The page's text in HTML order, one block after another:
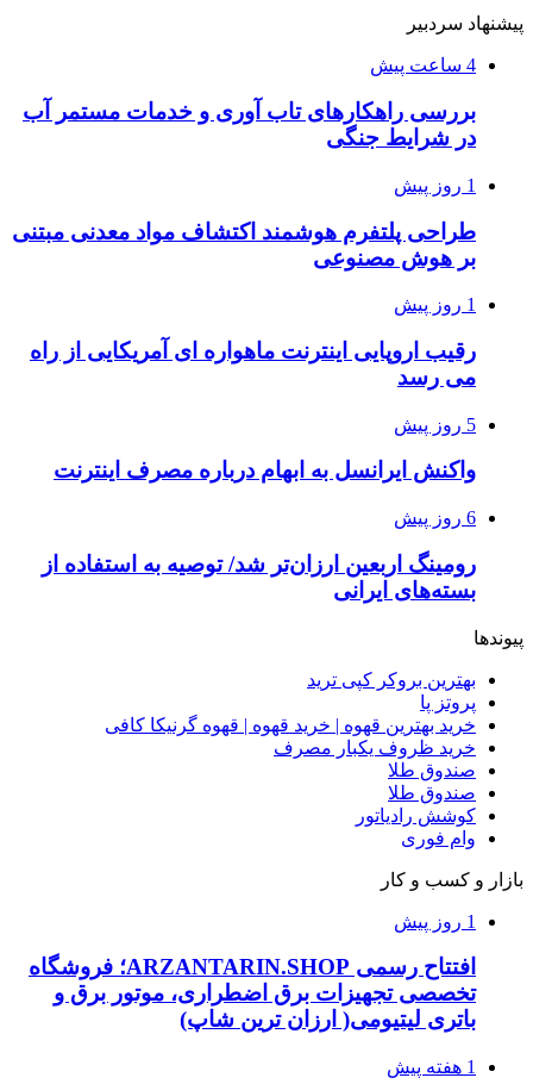
پیشنهاد سردبیر
4 ساعت پیش
بررسی راهکارهای تاب آوری و خدمات مستمر آب
در شرایط جنگی
1 روز پیش
طراحی پلتفرم هوشمند اکتشاف مواد معدنی مبتنی
بر هوش مصنوعی
1 روز پیش
رقیب اروپایی اینترنت ماهواره ای آمریکایی از راه
می رسد
5 روز پیش
واکنش ایرانسل به ابهام درباره مصرف اینترنت
6 روز پیش
رومینگ اربعین ارزان‌تر شد/ توصیه به استفاده از
بسته‌های ایرانی
پیوندها
بهترین بروکر کپی ترید
پروتز پا
خرید بهترین قهوه | خرید قهوه | قهوه گرنیکا کافی
خرید ظروف یکبار مصرف
صندوق طلا
صندوق طلا
کوشش رادیاتور
وام فوری
بازار و کسب و کار
1 روز پیش
افتتاح رسمی ARZANTARIN.SHOP؛ فروشگاه
تخصصی تجهیزات برق اضطراری، موتور برق و
باتری لیتیومی( ارزان ترین شاپ)
1 هفته پیش